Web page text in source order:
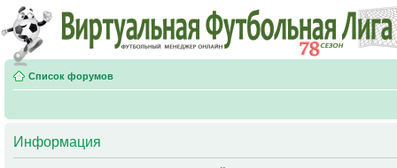
Список форумов
Информация